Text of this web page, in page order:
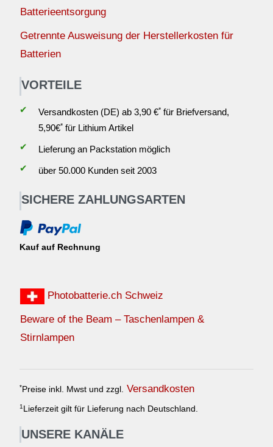
Batterieentsorgung
Getrennte Ausweisung der Herstellerkosten für
Batterien
VORTEILE
✔ Versandkosten (DE) ab 3,90 €*für Briefversand,
5,90€*für Lithium Artikel
✔
Lieferung an Packstation möglich
✔
über 50.000 Kunden seit 2003
SICHERE ZAHLUNGSARTEN
Kauf auf Rechnung
Photobatterie.ch Schweiz
Beware of the Beam – Taschenlampen &
Stirnlampen
* Preise inkl. Mwst und zzgl. Versandkosten
1 Lieferzeit gilt für Lieferung nach Deutschland.
UNSERE KANÄLE